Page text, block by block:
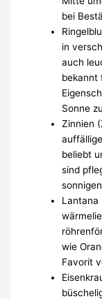
bei
in
auch
bekannt
Sonne
Zinnien
beliebt
sind
Lantana
wie
Favorit